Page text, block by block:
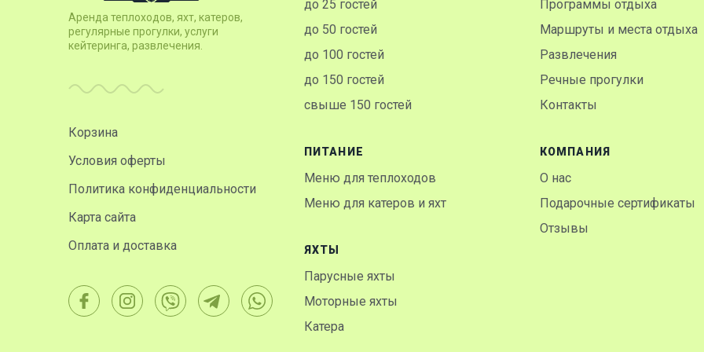
Аренда теплоходов, яхт, катеров,
регулярные прогулки, услуги
кейтеринга, развлечения.
Корзина
Условия оферты
Политика конфиденциальности
Карта сайта
Оплата и доставка
до 25 гостей
до 50 гостей
до 100 гостей
до 150 гостей
свыше 150 гостей
ПИТАНИЕ
Меню для теплоходов
Меню для катеров и яхт
ЯХТЫ
Парусные яхты
Моторные яхты
Катера
Программы отдыха
Маршруты и места отдыха
Развлечения
Речные прогулки
Контакты
КОМПАНИЯ
О нас
Подарочные сертификаты
Отзывы